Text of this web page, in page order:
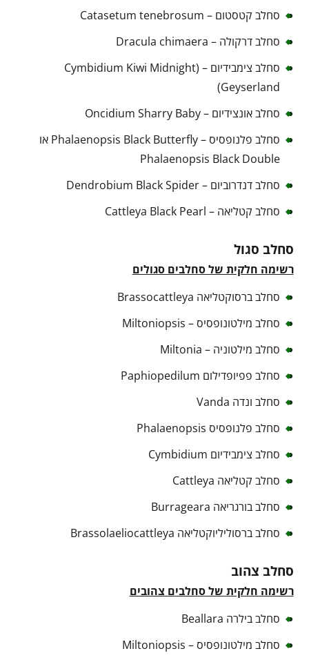
סחלב קטסטום – Catasetum tenebrosum
סחלב דרקולה – Dracula chimaera
סחלב צימבידיום – (Cymbidium Kiwi Midnight
(Geyserland
סחלב אונצידיום – Oncidium Sharry Baby
סחלב פלנופסיס – Phalaenopsis Black Butterfly או
Phalaenopsis Black Double
סחלב דנדרוביום – Dendrobium Black Spider
סחלב קטליאה – Cattleya Black Pearl
סחלב סגול
רשימה חלקית של סחלבים סגולים
סחלב ברסוקטליאה Brassocattleya
סחלב מילטונופסיס – Miltoniopsis
סחלב מילטוניה – Miltonia
סחלב פפיופדילום Paphiopedilum
סחלב ונדה Vanda
סחלב פלנופסיס Phalaenopsis
סחלב צימבידיום Cymbidium
סחלב קטליאה Cattleya
סחלב בורגריאה Burrageara
סחלב ברסוליליוקטליאה Brassolaeliocattleya
סחלב צהוב
רשימה חלקית של סחלבים צהובים
סחלב בילרה Beallara
סחלב מילטונופסיס – Miltoniopsis